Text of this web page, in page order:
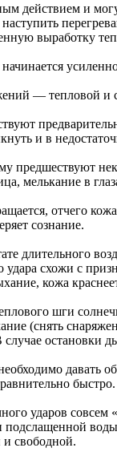
действием и
выработку
— тепловой и
и в
предшествуют
мелькание в
отчего
сознание.
длительного
схожи с
кожа
шги
(снять
остановки
давать
быстро.
ударов
свободной.